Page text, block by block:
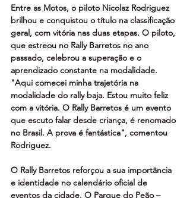
Entre as Motos, o piloto Nicolaz Rodriguez
brilhou e conquistou o título na classificação
geral, com vitória nas duas etapas. O piloto,
que estreou no Rally Barretos no ano
passado, celebrou a superação e o
aprendizado constante na modalidade.
"Aqui comecei minha trajetória na
modalidade do rally baja. Estou muito feliz
com a vitória. O Rally Barretos é um evento
que escuto falar desde criança, é renomado
no Brasil. A prova é fantástica", comentou
Rodriguez.
O Rally Barretos reforçou a sua importância
e identidade no calendário oficial de
eventos da cidade. O Parque do Peão –